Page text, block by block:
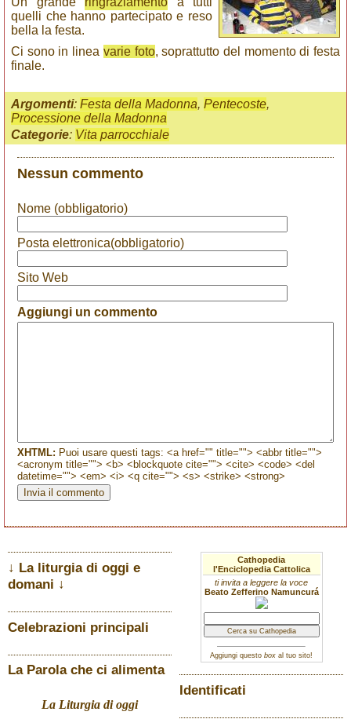
quelli che hanno partecipato e reso
bella la festa.
Ci sono in linea varie foto, soprattutto del momento di festa
finale.
Argomenti: Festa della Madonna, Pentecoste,
Processione della Madonna
Categorie: Vita parrocchiale
Nessun commento
Nome (obbligatorio)
Posta elettronica(obbligatorio)
Sito Web
Aggiungi un commento
XHTML: Puoi usare questi tags: <a href="" title=""> <abbr title="">
<acronym title=""> <b> <blockquote cite=""> <cite> <code> <del
datetime=""> <em> <i> <q cite=""> <s> <strike> <strong>
↓ La liturgia di oggi e
domani ↓
Celebrazioni principali
La Parola che ci alimenta
La Liturgia di oggi
Cathopedia
l'Enciclopedia Cattolica
ti invita a leggere la voce
Beato Zefferino Namuncurá
Aggiungi questo box al tuo sito!
Identificati